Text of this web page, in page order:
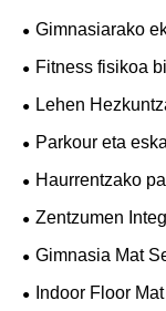
Gimnasiarako
Fitness fisikoa
Lehen
Parkour eta
Haurrentzako
Zentzumen
Gimnasia Mat
Indoor Floor